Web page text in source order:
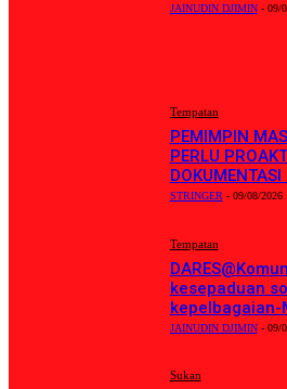
JAINUDIN DJIMIN - 09/
Tempatan
PEMIMPIN
PERLU
STRINGER - 09/08/2026
Tempatan
kesepaduan
kepelbagaian-
JAINUDIN DJIMIN - 09/
Sukan